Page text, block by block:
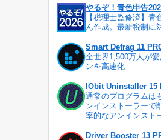
やるぞ！青色申告
【税理士監修済】
ん作成。最新税制に
Smart Defrag 11
全世界1,500万人が
ンを高速化
IObit Uninstaller 15
通常のプログラムは
ンインストーラーで
率的なアンインスト
Driver Booster 13